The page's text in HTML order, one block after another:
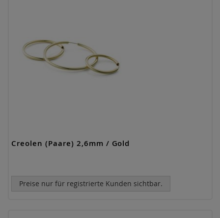
Creolen (Paare) 2,6mm / Gold
Preise nur für registrierte Kunden sichtbar.